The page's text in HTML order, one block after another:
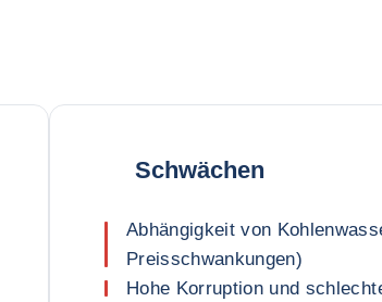
Schwächen
Abhängigkeit von
Preisschwankungen)
Hohe Korruption und